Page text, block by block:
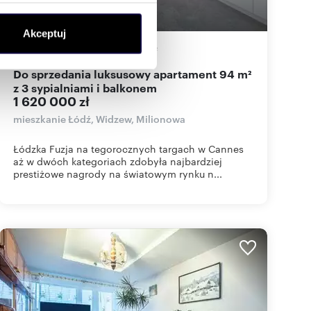
społecznościowym,
od Ciebie lub
Akceptuj
m zł/m 2
Do sprzedania luksusowy apartament 94 m²
z 3 sypialniami i balkonem
1 620 000 zł
mieszkanie Łódź, Widzew, Milionowa
Łódzka Fuzja na tegorocznych targach w Cannes
aż w dwóch kategoriach zdobyła najbardziej
prestiżowe nagrody na światowym rynku n...